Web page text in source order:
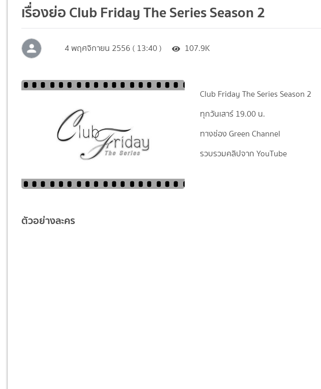
เรื่องย่อ Club Friday The Series Season 2
4 พฤศจิกายน 2556 ( 13:40 ) 107.9K
Club Friday The Series Season 2
ทุกวันเสาร์ 19.00 น.
ทางช่อง Green Channel
รวบรวมคลิปจาก YouTube
ตัวอย่างละคร